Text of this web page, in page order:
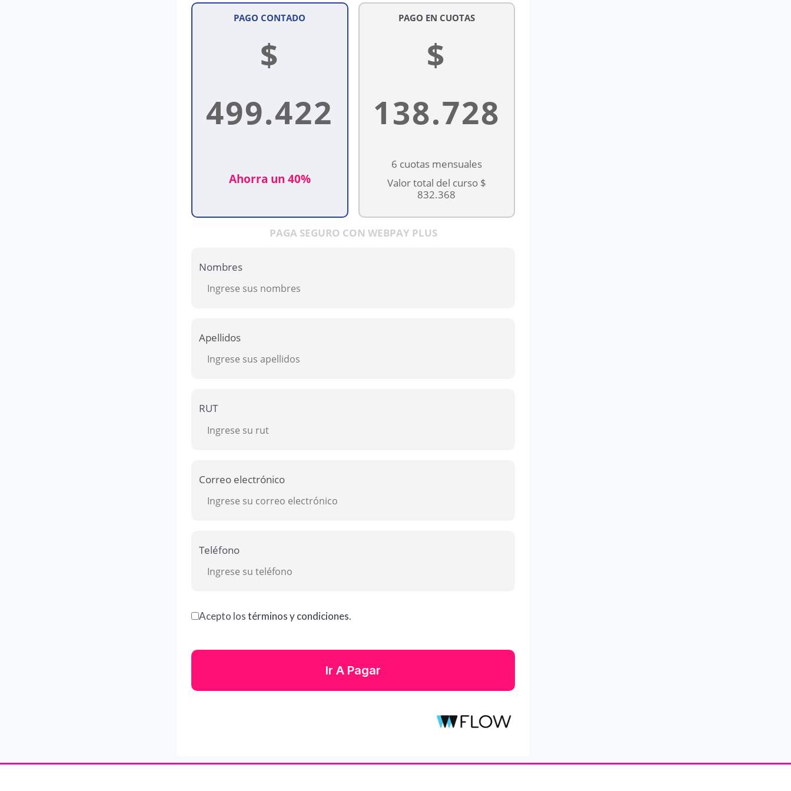
PAGO CONTADO
$
499.422
Ahorra un 40%
PAGO EN CUOTAS
$
138.728
6 cuotas mensuales
Valor total del curso $
832.368
PAGA SEGURO CON WEBPAY PLUS
Nombres
Apellidos
RUT
Correo electrónico
Teléfono
Acepto lostérminos y condiciones.
Ir A Pagar